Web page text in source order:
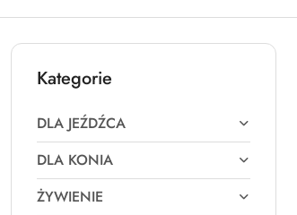
Kategorie
DLA JEŹDŹCA
DLA KONIA
ŻYWIENIE